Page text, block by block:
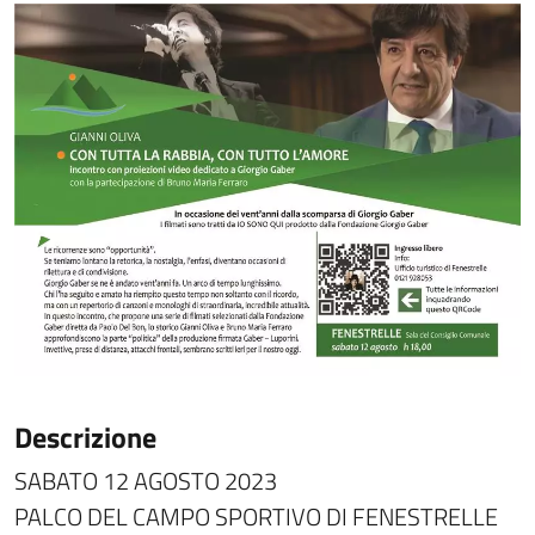
Descrizione
SABATO 12 AGOSTO 2023
PALCO DEL CAMPO SPORTIVO DI FENESTRELLE